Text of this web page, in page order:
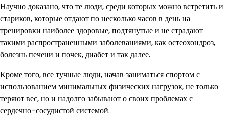
Научно доказано, что те люди, среди которых можно встретить и
стариков, которые отдают по несколько часов в день на
тренировки наиболее здоровые, подтянутые и не страдают
такими распространенными заболеваниями, как остеохондроз,
болезнь печени и почек, диабет и так далее.
Кроме того, все тучные люди, начав заниматься спортом с
использованием минимальных физических нагрузок, не только
теряют вес, но и надолго забывают о своих проблемах с
сердечно-сосудистой системой.